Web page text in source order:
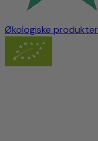
Økologiske produkter